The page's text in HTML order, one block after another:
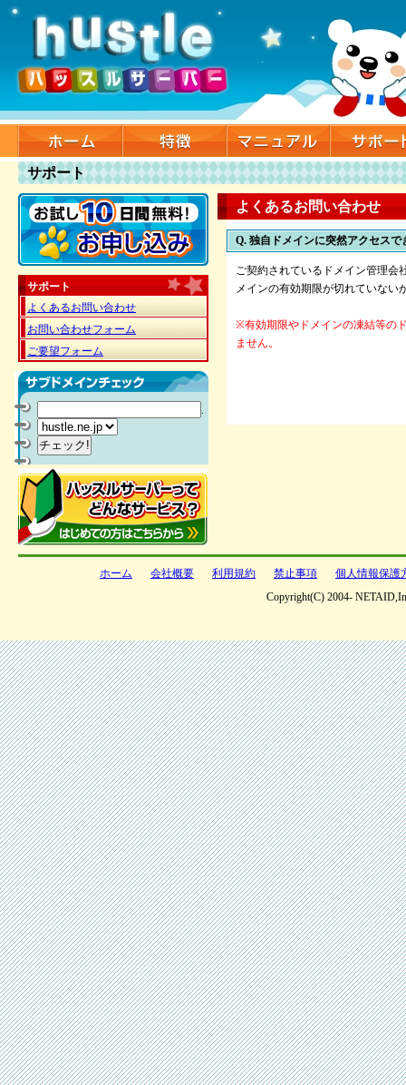
サポート
サポート
よくあるお問い合わせ
お問い合わせフォーム
ご要望フォーム
.
よくあるお問い合わせ
Q. 独自ドメインに突然アクセスで
ご契約されているドメイン管理会
メインの有効期限が切れていない
※有効期限やドメインの凍結等の
ません。
ホーム 会社概要 利用規約 禁止事項
個人情報保護
Copyright(C) 2004-